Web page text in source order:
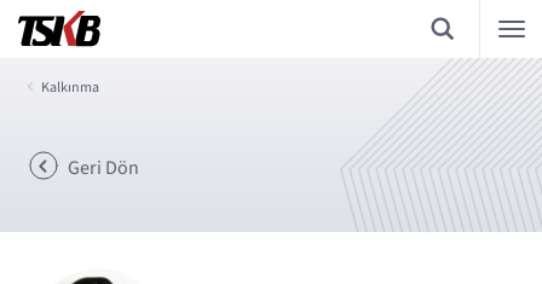
Kalkınma
Geri Dön